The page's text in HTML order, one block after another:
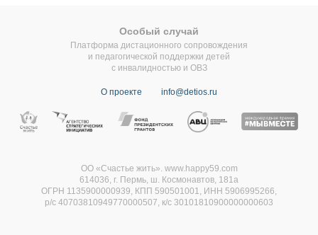
Особый случай
Платформа дистационного сопровождения
и педагогической поддержки детей
с инвалидностью и ОВЗ
О проекте info@detios.ru
ОО «Счастье жить». www.happy59.com
614036, г. Пермь, ш. Космонавтов, 181а
ОГРН 1135900000939, КПП 590501001, ИНН 5906995266,
р/с 40703810949770000507, к/с 30101810900000000603